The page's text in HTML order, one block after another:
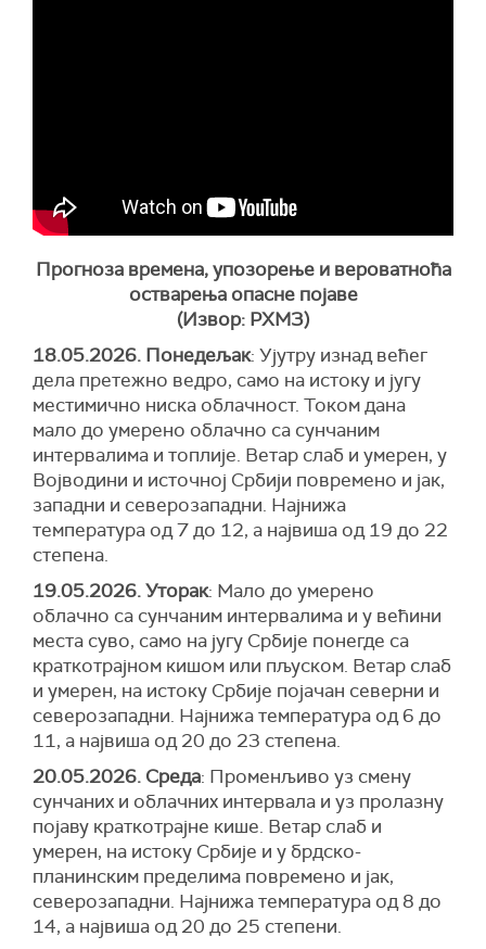
Прогноза времена, упозорење и вероватноћа
остварења опасне појаве
(Извор: РХМЗ)
18.05.2026. Понедељак: Ујутру изнад већег
дела претежно ведро, само на истоку и југу
местимично ниска облачност. Током дана
мало до умерено облачно са сунчаним
интервалима и топлије. Ветар слаб и умерен, у
Војводини и источној Србији повремено и јак,
западни и северозападни. Најнижа
температура од 7 до 12, а највиша од 19 до 22
степена.
19.05.2026. Уторак: Мало до умерено
облачно са сунчаним интервалима и у већини
места суво, само на југу Србије понегде са
краткотрајном кишом или пљуском. Ветар слаб
и умерен, на истоку Србије појачан северни и
северозападни. Најнижа температура од 6 до
11, а највиша од 20 до 23 степена.
20.05.2026. Среда: Променљиво уз смену
сунчаних и облачних интервала и уз пролазну
појаву краткотрајне кише. Ветар слаб и
умерен, на истоку Србије и у брдско-
планинским пределима повремено и јак,
северозападни. Најнижа температура од 8 до
14, а највиша од 20 до 25 степени.